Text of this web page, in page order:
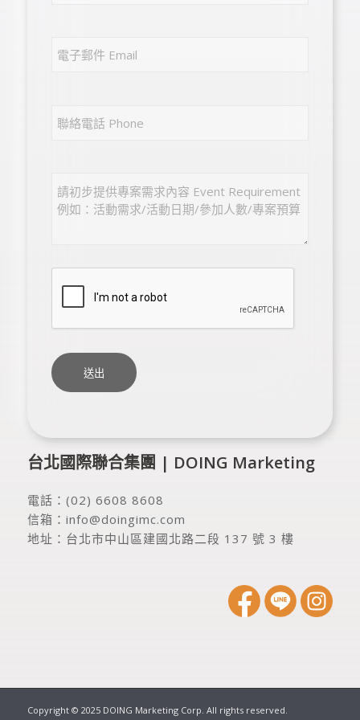
台北國際聯合集團 | DOING Marketing
電話： (02) 6608 8608
信箱： info@doingimc.com
地址： 台北市中山區建國北路二段 137 號 3 樓
Copyright © 2025 DOING Marketing Corp. All rights reserved.